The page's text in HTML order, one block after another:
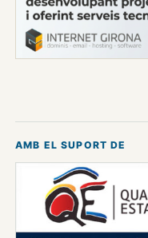
AMB EL SUPORT DE